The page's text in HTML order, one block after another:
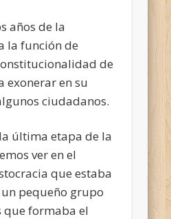
años de la
la función de
de
exonerar en su
ciudadanos.
última etapa de la
ver en el
que estaba
pequeño grupo
formaba el